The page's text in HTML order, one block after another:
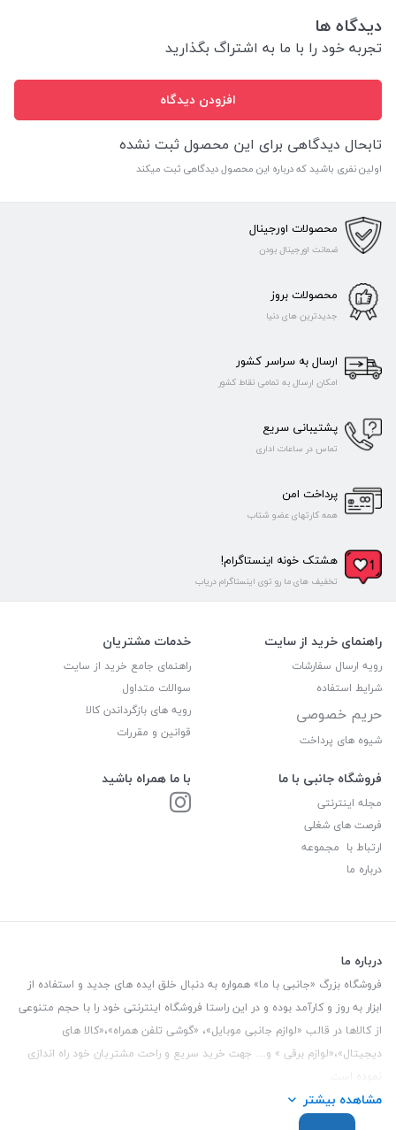
دیدگاه ها
تجربه خود را با ما به اشتراگ بگذارید
افزودن دیدگاه
تابحال دیدگاهی برای این محصول ثبت نشده
اولین نفری باشید که درباره این محصول دیدگاهی ثبت میکند
محصولات اورجینال
ضمانت اورجینال بودن
محصولات بروز
جدیدترین های دنیا
ارسال به سراسر کشور
امکان ارسال به تمامی نقاط کشور
پشتیبانی سریع
تماس در ساعات اداری
پرداخت امن
همه کارتهای عضو شتاب
هشتک خونه اینستاگرام!
تخفیف های ما رو توی اینستاگرام دریاب
راهنمای خرید از سایت
رویه ارسال سفارشات
شرایط استفاده
حریم خصوصی
شیوه های پرداخت
خدمات مشتریان
راهنمای جامع خرید از سایت
سوالات متداول
رویه های بازگرداندن کالا
قوانین و مقررات
فروشگاه جانبی با ما
مجله اینترنتی
فرصت های شغلی
ارتباط با مجموعه
درباره ما
با ما همراه باشید
درباره ما
فروشگاه بزرگ «جانبی با ما» همواره به دنبال خلق ایده های جدید و استفاده از
ابزار به روز و کارآمد بوده و در این راستا فروشگاه اینترنتی خود را با حجم متنوعی
از کالاها در قالب «لوازم جانبی موبایل»، «گوشی تلفن همراه»،«کالا های
دیجیتال»،«لوازم برقی » و… جهت خرید سریع و راحت مشتریان خود راه اندازی
این فروشگاه تمام تلاش خود را نموده تا کالاهایی با کیفیت و با حداقل قیمت
عرضه نماید.
مشاهده بیشتر